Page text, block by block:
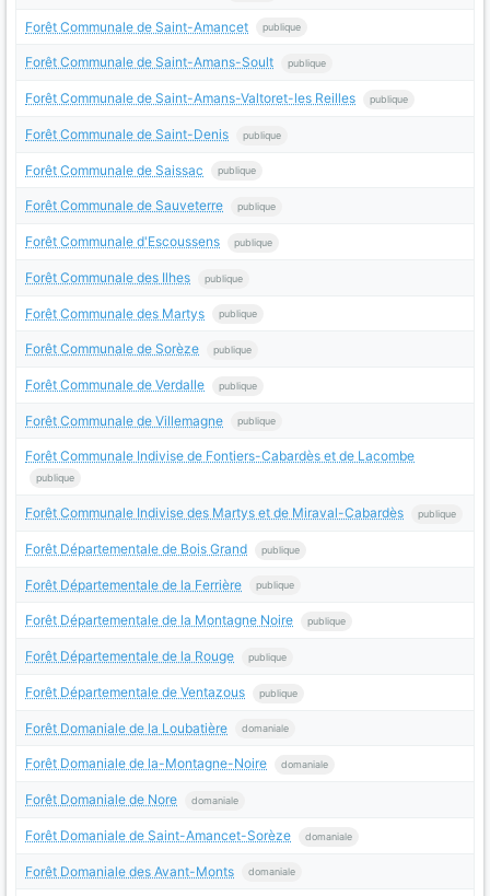
Forêt Communale de Saint-Amancet publique
Forêt Communale de Saint-Amans-Soult publique
Forêt Communale de Saint-Amans-Valtoret-les Reilles publique
Forêt Communale de Saint-Denis publique
Forêt Communale de Saissac publique
Forêt Communale de Sauveterre publique
Forêt Communale d'Escoussens publique
Forêt Communale des Ilhes publique
Forêt Communale des Martys publique
Forêt Communale de Sorèze publique
Forêt Communale de Verdalle publique
Forêt Communale de Villemagne publique
Forêt Communale Indivise de Fontiers-Cabardès et de Lacombe
publique
Forêt Communale Indivise des Martys et de Miraval-Cabardès publique
Forêt Départementale de Bois Grand publique
Forêt Départementale de la Ferrière publique
Forêt Départementale de la Montagne Noire publique
Forêt Départementale de la Rouge publique
Forêt Départementale de Ventazous publique
Forêt Domaniale de la Loubatière domaniale
Forêt Domaniale de la-Montagne-Noire domaniale
Forêt Domaniale de Nore domaniale
Forêt Domaniale de Saint-Amancet-Sorèze domaniale
Forêt Domaniale des Avant-Monts domaniale